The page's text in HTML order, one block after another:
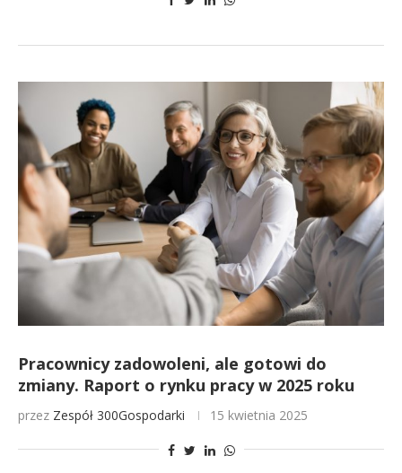
Pracownicy zadowoleni, ale gotowi do
zmiany. Raport o rynku pracy w 2025 roku
przez Zespół 300Gospodarki 15 kwietnia 2025